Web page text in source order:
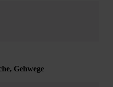
, Gehwege